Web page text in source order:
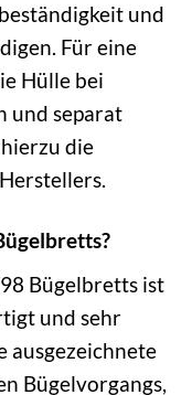
und
Für eine
Hülle bei
und separat
die
Bügelbretts ist
und sehr
ausgezeichnete
Bügelvorgangs,